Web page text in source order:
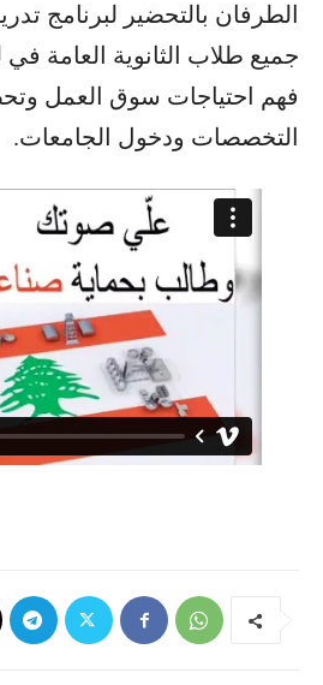
الطرفان بالتحضير لبرنامج
جميع طلاب الثانوية العامة في
فهم احتياجات سوق العمل
التخصصات ودخول الجامعات.